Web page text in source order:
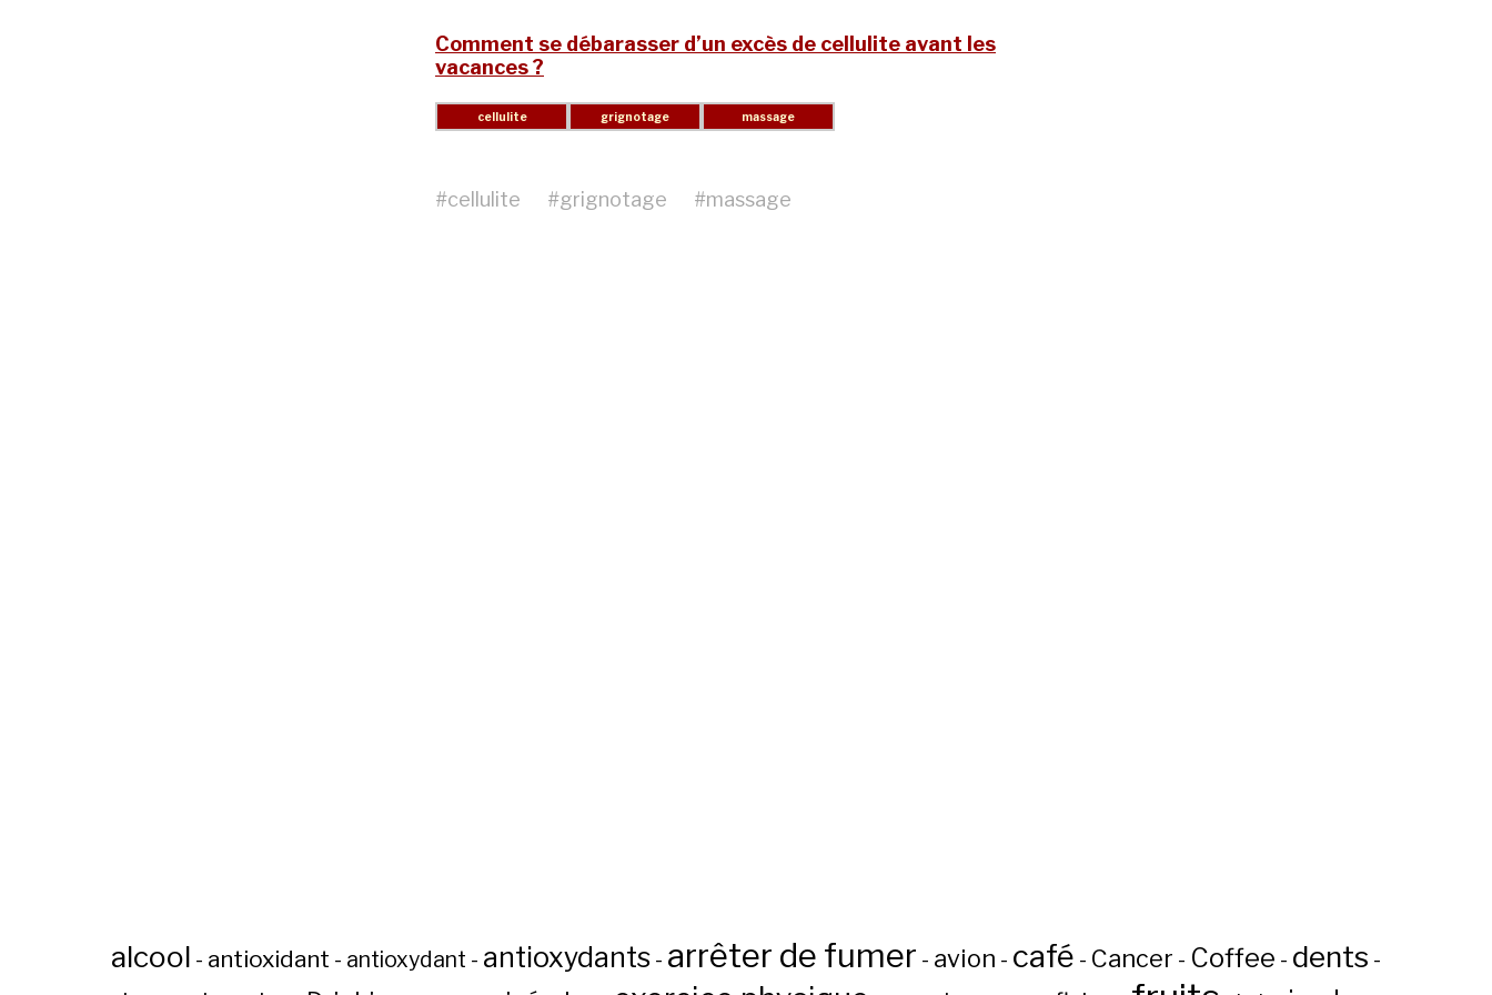
Comment se débarasser d’un excès de cellulite avant les
vacances ?
#cellulite #grignotage #massage
alcool - antioxidant - antioxydant - antioxydants - arrêter de fumer - avion - café - Cancer - Coffee - dents -